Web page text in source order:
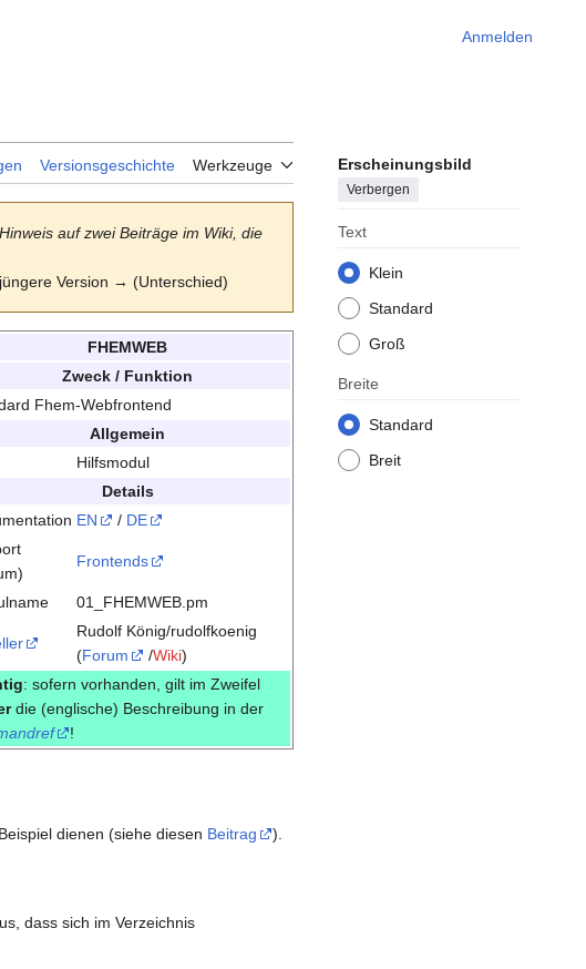
Anmelden
Versionsgeschichte Werkzeuge Erscheinungsbild
Verbergen
Text
Klein
Standard
Groß
Breite
Standard
Breit
auf zwei Beiträge im Wiki, die
Version → (Unterschied)
FHEMWEB
Zweck / Funktion
Fhem-Webfrontend
Allgemein
Hilfsmodul
Details
EN / DE
Frontends
01_FHEMWEB.pm
Rudolf König/rudolfkoenig
(Forum /Wiki)
: sofern vorhanden, gilt im Zweifel
die (englische) Beschreibung in der
!
dienen (siehe diesen Beitrag
).
dass sich im Verzeichnis